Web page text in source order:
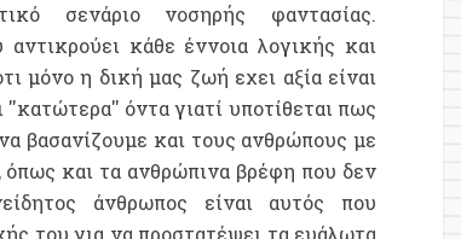
σενάριο νοσηρής φαντασίας.
κάθε έννοια λογικής και
μόνο η δική μας ζωή εχει αξία είναι
όντα γιατί υποτίθεται πως
βασανίζουμε και τους ανθρώπους με
όπως και τα ανθρώπινα βρέφη που δεν
άνθρωπος είναι αυτός που
του για να προστατέψει τα ευάλωτα